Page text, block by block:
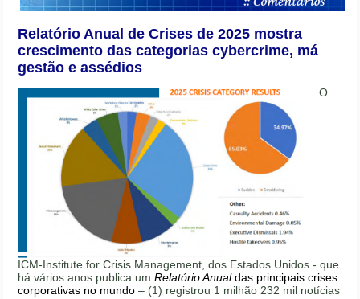
Relatório Anual de Crises de 2025 mostra
crescimento das categorias cybercrime, má
gestão e assédios
O
ICM-Institute for Crisis Management, dos Estados Unidos - que
há vários anos publica umRelatório Anualdas principais crises
corporativas no mundo – (1) registrou 1 milhão 232 mil notícias